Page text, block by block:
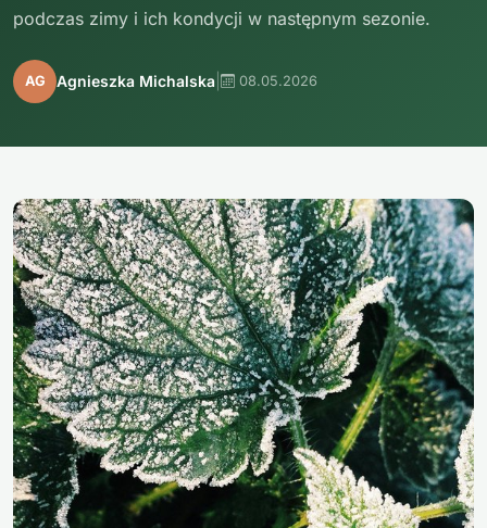
podczas zimy i ich kondycji w następnym sezonie.
AG Agnieszka Michalska 08.05.2026